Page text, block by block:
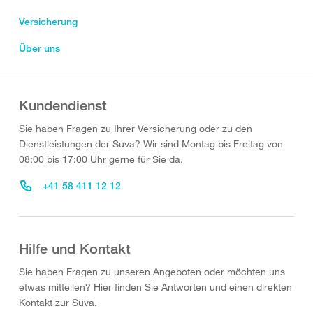
Versicherung
Über uns
Kundendienst
Sie haben Fragen zu Ihrer Versicherung oder zu den
Dienstleistungen der Suva? Wir sind Montag bis Freitag von
08:00 bis 17:00 Uhr gerne für Sie da.
+41 58 411 12 12
Hilfe und Kontakt
Sie haben Fragen zu unseren Angeboten oder möchten uns
etwas mitteilen? Hier finden Sie Antworten und einen direkten
Kontakt zur Suva.